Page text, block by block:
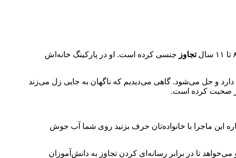
تجاوز جنسی کرده است. ‌او در پارکینگ خانه‌اش
و حل می‌شود. گاهی می‌دیدیم که ناگهان به جایی زل می‌زند
این ماجرا با خانواده‌تان حرف بزنید روی شما آب جوش
می‌خواهد تا در برابر رسانه‌ای کردن تجاوز به دانش‌آموزان